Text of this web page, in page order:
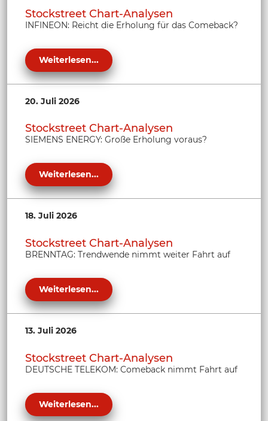
Stockstreet Chart-Analysen
INFINEON: Reicht die Erholung für das Comeback?
Weiterlesen...
20. Juli 2026
Stockstreet Chart-Analysen
SIEMENS ENERGY: Große Erholung voraus?
Weiterlesen...
18. Juli 2026
Stockstreet Chart-Analysen
BRENNTAG: Trendwende nimmt weiter Fahrt auf
Weiterlesen...
13. Juli 2026
Stockstreet Chart-Analysen
DEUTSCHE TELEKOM: Comeback nimmt Fahrt auf
Weiterlesen...